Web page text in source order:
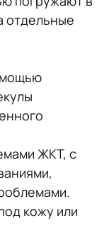
отдельные
ЖКТ, с
кожу или